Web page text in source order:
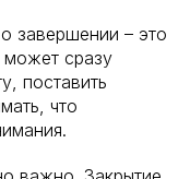
завершении – это
может сразу
поставить
что